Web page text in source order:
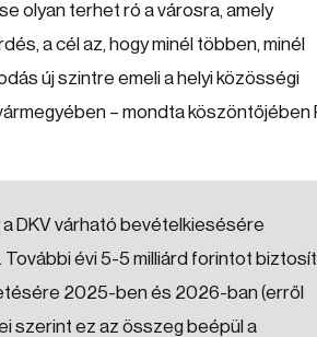
olyan terhet ró a városra, amely
a cél az, hogy minél többen, minél
új szintre emeli a helyi közösségi
– mondta köszöntőjében
DKV várható bevételkiesésére
További évi 5-5 milliárd forintot biztosít
2025-ben és 2026-ban (erről
szerint ez az összeg beépül a